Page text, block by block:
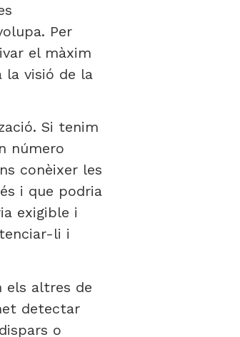
Per
el màxim
la visió de la
Si tenim
número
conèixer les
i que podria
exigible i
li i
els altres de
detectar
o